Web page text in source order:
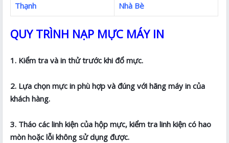
Thạnh
Nhà Bè
QUY TRÌNH NẠP MỰC MÁY IN
1. Kiểm tra và in thử trước khi đổ mực.
2. Lựa chọn mực in phù hợp và đúng với hãng máy in của
khách hàng.
3. Tháo các linh kiện của hộp mực, kiểm tra linh kiện có hao
mòn hoặc lỗi không sử dụng được.